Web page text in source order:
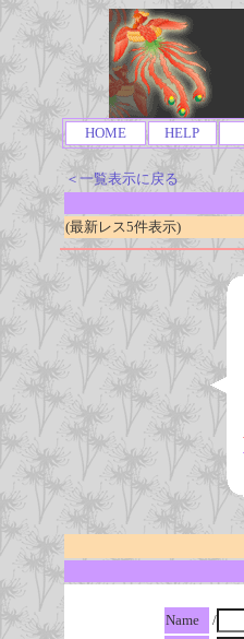
HOME HELP
＜一覧表示に戻る
(最新レス5件表示)
Name
/